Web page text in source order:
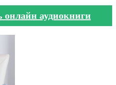
онлайн аудиокниги